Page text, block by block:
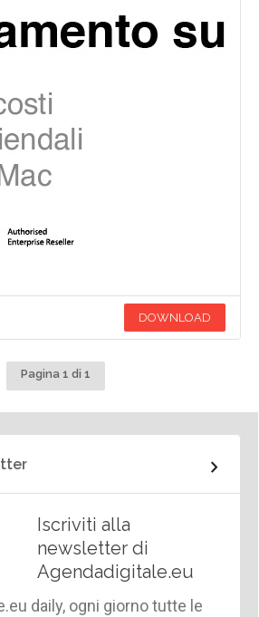
DOWNLOAD
Pagina 1 di 1
Iscriviti alla
newsletter di
Agendadigitale.eu
daily, ogni giorno tutte le